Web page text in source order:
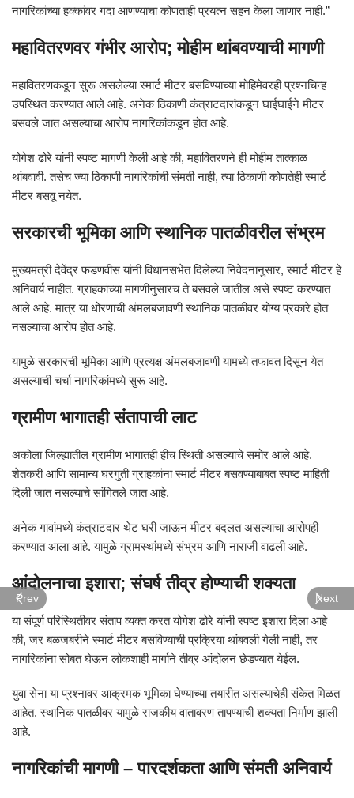
नागरिकांच्या हक्कांवर गदा आणण्याचा कोणताही प्रयत्न सहन केला जाणार नाही.”
महावितरणवर गंभीर आरोप; मोहीम थांबवण्याची मागणी
महावितरणकडून सुरू असलेल्या स्मार्ट मीटर बसविण्याच्या मोहिमेवरही प्रश्नचिन्ह
उपस्थित करण्यात आले आहे. अनेक ठिकाणी कंत्राटदारांकडून घाईघाईने मीटर
बसवले जात असल्याचा आरोप नागरिकांकडून होत आहे.
योगेश ढोरे यांनी स्पष्ट मागणी केली आहे की, महावितरणने ही मोहीम तात्काळ
थांबवावी. तसेच ज्या ठिकाणी नागरिकांची संमती नाही, त्या ठिकाणी कोणतेही स्मार्ट
मीटर बसवू नयेत.
सरकारची भूमिका आणि स्थानिक पातळीवरील संभ्रम
मुख्यमंत्री देवेंद्र फडणवीस यांनी विधानसभेत दिलेल्या निवेदनानुसार, स्मार्ट मीटर हे
अनिवार्य नाहीत. ग्राहकांच्या मागणीनुसारच ते बसवले जातील असे स्पष्ट करण्यात
आले आहे. मात्र या धोरणाची अंमलबजावणी स्थानिक पातळीवर योग्य प्रकारे होत
नसल्याचा आरोप होत आहे.
यामुळे सरकारची भूमिका आणि प्रत्यक्ष अंमलबजावणी यामध्ये तफावत दिसून येत
असल्याची चर्चा नागरिकांमध्ये सुरू आहे.
ग्रामीण भागातही संतापाची लाट
अकोला जिल्ह्यातील ग्रामीण भागातही हीच स्थिती असल्याचे समोर आले आहे.
शेतकरी आणि सामान्य घरगुती ग्राहकांना स्मार्ट मीटर बसवण्याबाबत स्पष्ट माहिती
दिली जात नसल्याचे सांगितले जात आहे.
अनेक गावांमध्ये कंत्राटदार थेट घरी जाऊन मीटर बदलत असल्याचा आरोपही
करण्यात आला आहे. यामुळे ग्रामस्थांमध्ये संभ्रम आणि नाराजी वाढली आहे.
आंदोलनाचा इशारा; संघर्ष तीव्र होण्याची शक्यता
या संपूर्ण परिस्थितीवर संताप व्यक्त करत योगेश ढोरे यांनी स्पष्ट इशारा दिला आहे
की, जर बळजबरीने स्मार्ट मीटर बसविण्याची प्रक्रिया थांबवली गेली नाही, तर
नागरिकांना सोबत घेऊन लोकशाही मार्गाने तीव्र आंदोलन छेडण्यात येईल.
युवा सेना या प्रश्नावर आक्रमक भूमिका घेण्याच्या तयारीत असल्याचेही संकेत मिळत
आहेत. स्थानिक पातळीवर यामुळे राजकीय वातावरण तापण्याची शक्यता निर्माण झाली
आहे.
नागरिकांची मागणी – पारदर्शकता आणि संमती अनिवार्य
Prev Next